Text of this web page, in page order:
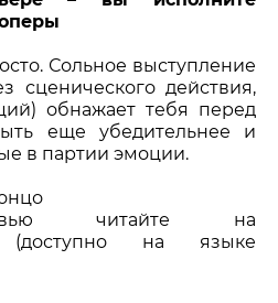
Сольное выступление
сценического действия,
обнажает тебя перед
еще убедительнее и
в партии эмоции.
читайте на
на языке